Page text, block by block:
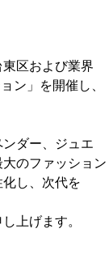
区および業界
ン」を開催し、
ダー、ジュエ
のファッション
し、次代を
上げます。